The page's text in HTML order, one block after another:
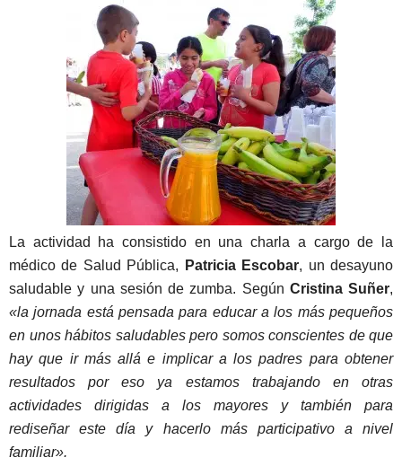
La actividad ha consistido en una charla a cargo de la
médico de Salud Pública,
Patricia Escobar, un desayuno
saludable y una sesión de zumba. Según Cristina Suñer,
«la jornada está pensada para educar a los más pequeños
en unos hábitos saludables pero somos conscientes de que
hay que ir más allá e implicar a los padres para obtener
resultados por eso ya estamos trabajando en otras
actividades dirigidas a los mayores y también para
rediseñar este día y hacerlo más participativo a nivel
familiar».